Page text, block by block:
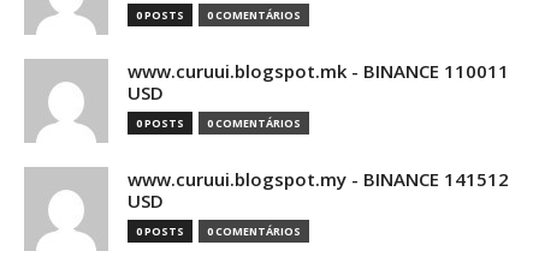
0 POSTS 0 COMENTÁRIOS
www.curuui.blogspot.mk - BINANCE 110011
USD
0 POSTS 0 COMENTÁRIOS
www.curuui.blogspot.my - BINANCE 141512
USD
0 POSTS 0 COMENTÁRIOS